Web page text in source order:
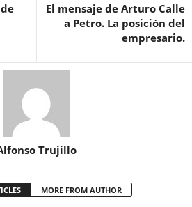
El mensaje de Arturo Calle
a Petro. La posición del
empresario.
Trujillo
MORE FROM AUTHOR